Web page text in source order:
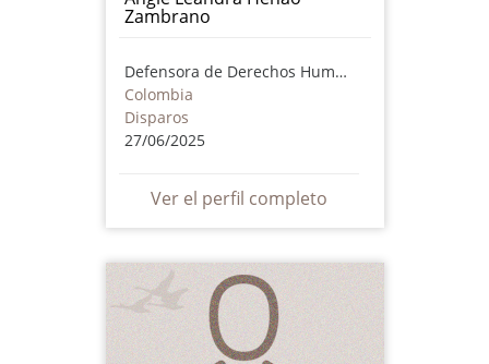
Zambrano
Defensora de Derechos Humanos
Colombia
Disparos
27/06/2025
Ver el perfil completo